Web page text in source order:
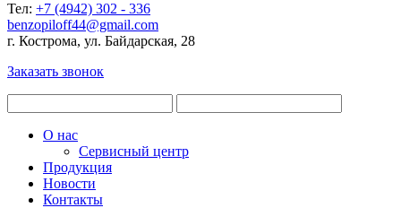
Тел: +7 (4942) 302 - 336
benzopiloff44@gmail.com
г. Кострома, ул. Байдарская, 28
Заказать звонок
О нас
Сервисный центр
Продукция
Новости
Контакты